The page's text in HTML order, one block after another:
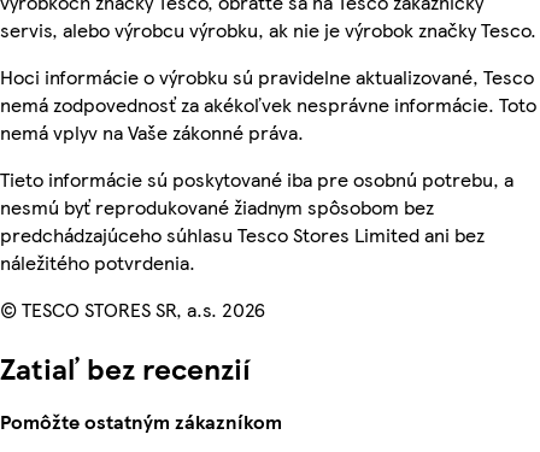
servis, alebo výrobcu výrobku, ak nie je výrobok značky Tesco.
Hoci informácie o výrobku sú pravidelne aktualizované, Tesco
nemá zodpovednosť za akékoľvek nesprávne informácie. Toto
nemá vplyv na Vaše zákonné práva.
Tieto informácie sú poskytované iba pre osobnú potrebu, a
nesmú byť reprodukované žiadnym spôsobom bez
predchádzajúceho súhlasu Tesco Stores Limited ani bez
náležitého potvrdenia.
© TESCO STORES SR, a.s. 2026
Zatiaľ bez recenzií
Pomôžte ostatným zákazníkom